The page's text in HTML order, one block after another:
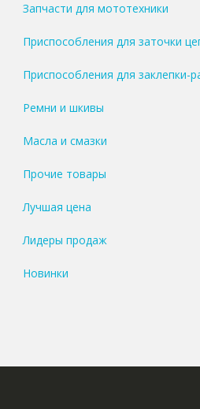
Запчасти для мототехники
Приспособления для заточки
Приспособления для заклепки-
Ремни и шкивы
Масла и смазки
Прочие товары
Лучшая цена
Лидеры продаж
Новинки